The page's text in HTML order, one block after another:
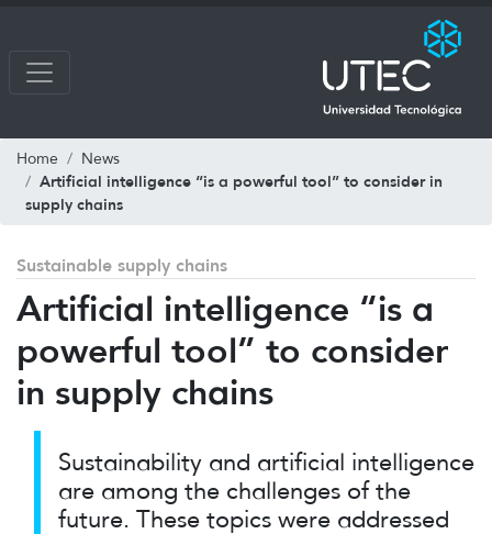
Home News
Artificial intelligence “is a powerful tool” to consider in
supply chains
Sustainable supply chains
Artificial intelligence “is a
powerful tool” to consider
in supply chains
Sustainability and artificial intelligence
are among the challenges of the
future. These topics were addressed